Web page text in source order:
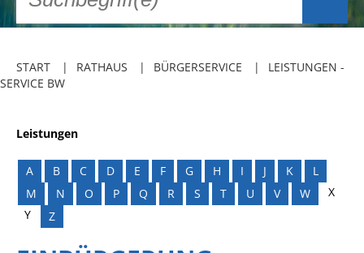
START RATHAUS BÜRGERSERVICE
LEISTUNGEN -
SERVICE BW
Leistungen
A B C D E F G H I J K
L
M
N O P Q R S T U V W
X
Y
Z